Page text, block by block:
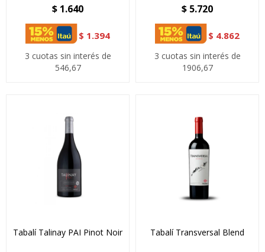
$ 1.640
$ 1.394
3 cuotas sin interés de
546,67
$ 5.720
$ 4.862
3 cuotas sin interés de
1906,67
Tabalí Talinay PAI Pinot Noir Tabalí Transversal Blend